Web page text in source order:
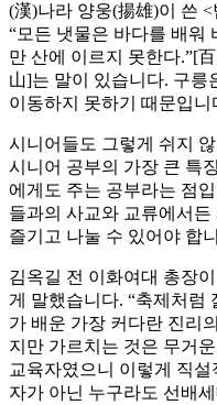
(漢)나라 양웅(揚雄)이 쓴
“모든 냇물은 바다를 배워
만 산에 이르지 못한다.”[
山]는 말이 있습니다. 구릉
이동하지 못하기 때문입니
시니어들도 그렇게 쉬지
시니어 공부의 가장 큰 특
에게도 주는 공부라는 점
들과의 사교와 교류에서
즐기고 나눌 수 있어야 합
김옥길 전 이화여대 총장
게 말했습니다. “축제처럼
가 배운 가장 커다란 진리
지만 가르치는 것은 무거
교육자였으니 이렇게 직
자가 아닌 누구라도 선배